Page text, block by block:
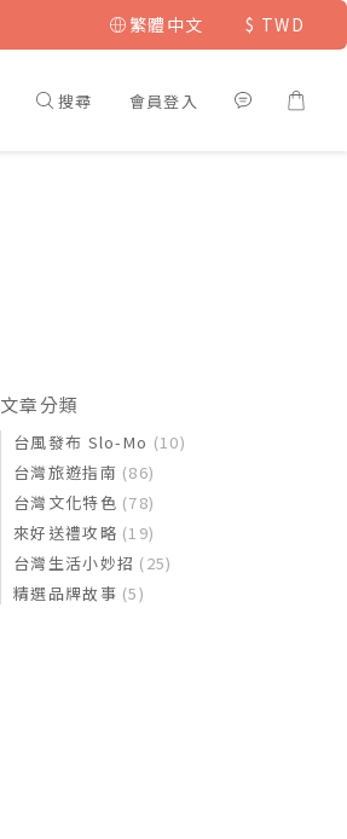
繁體中文 $ TWD
搜尋 會員登入
文章分類
台風發布 Slo-Mo (10)
台灣旅遊指南 (86)
台灣文化特色 (78)
來好送禮攻略 (19)
台灣生活小妙招 (25)
精選品牌故事 (5)